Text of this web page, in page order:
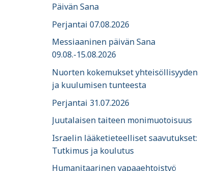
Päivän Sana
Perjantai 07.08.2026
Messiaaninen päivän Sana
09.08.-15.08.2026
Nuorten kokemukset yhteisöllisyyden
ja kuulumisen tunteesta
Perjantai 31.07.2026
Juutalaisen taiteen monimuotoisuus
Israelin lääketieteelliset saavutukset:
Tutkimus ja koulutus
Humanitaarinen vapaaehtoistyö